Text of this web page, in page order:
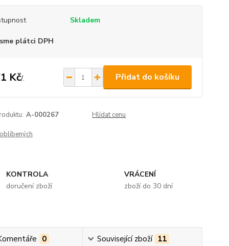
Skladem
plátci DPH
Kč/. Přidat do košíku
A-000267 Hlídat cenu
KONTROLA
doručení zboží
VRÁCENÍ
zboží do 30 dní
0 Související zboží 11